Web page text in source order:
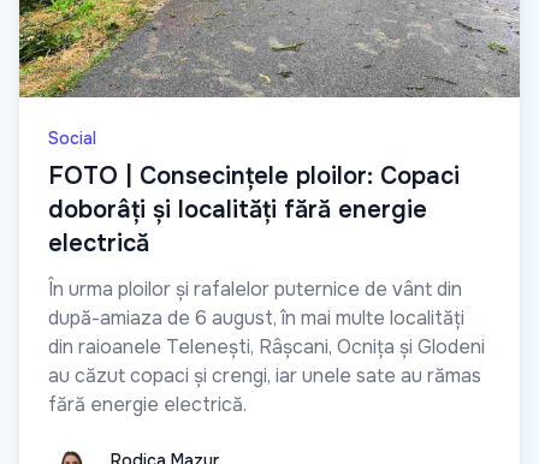
Social
FOTO | Consecințele ploilor: Copaci
doborâți și localități fără energie
electrică
În urma ploilor și rafalelor puternice de vânt din
după-amiaza de 6 august, în mai multe localități
din raioanele Telenești, Râșcani, Ocnița și Glodeni
au căzut copaci și crengi, iar unele sate au rămas
fără energie electrică.